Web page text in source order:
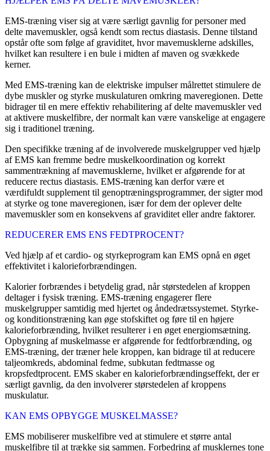
EMS-træning viser sig at være særligt gavnlig for personer med
delte mavemuskler, også kendt som rectus diastasis. Denne tilstand
opstår ofte som følge af graviditet, hvor mavemusklerne adskilles,
hvilket kan resultere i en bule i midten af maven og svækkede
kerner.
Med EMS-træning kan de elektriske impulser målrettet stimulere de
dybe muskler og styrke muskulaturen omkring maveregionen. Dette
bidrager til en mere effektiv rehabilitering af delte mavemuskler ved
at aktivere muskelfibre, der normalt kan være vanskelige at engagere
sig i traditionel træning.
Den specifikke træning af de involverede muskelgrupper ved hjælp
af EMS kan fremme bedre muskelkoordination og korrekt
sammentrækning af mavemusklerne, hvilket er afgørende for at
reducere rectus diastasis. EMS-træning kan derfor være et
værdifuldt supplement til genoptræningsprogrammer, der sigter mod
at styrke og tone maveregionen, især for dem der oplever delte
mavemuskler som en konsekvens af graviditet eller andre faktorer.
REDUCERER EMS ENS FEDTPROCENT?
Ved hjælp af et cardio- og styrkeprogram kan EMS opnå en øget
effektivitet i kalorieforbrændingen.
Kalorier forbrændes i betydelig grad, når størstedelen af kroppen
deltager i fysisk træning. EMS-træning engagerer flere
muskelgrupper samtidig med hjertet og åndedrætssystemet. Styrke-
og konditionstræning kan øge stofskiftet og føre til en højere
kalorieforbrænding, hvilket resulterer i en øget energiomsætning.
Opbygning af muskelmasse er afgørende for fedtforbrænding, og
EMS-træning, der træner hele kroppen, kan bidrage til at reducere
taljeomkreds, abdominal fedme, subkutan fedtmasse og
kropsfedtprocent. EMS skaber en kalorieforbrændingseffekt, der er
særligt gavnlig, da den involverer størstedelen af kroppens
muskulatur.
KAN EMS OPBYGGE MUSKELMASSE?
EMS mobiliserer muskelfibre ved at stimulere et større antal
muskelfibre til at trække sig sammen. Forbedring af musklernes tone